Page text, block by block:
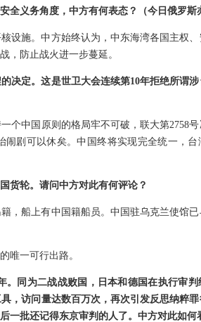
义务角度，中方有何表态？（今日俄罗斯
设施。中方始终认为，中东海湾各国主权
，防止战火进一步蔓延。
决定。这是世卫大会连续第10年拒绝所谓
个中国原则的格局牢不可破，联大第2758
闹剧可以休矣。中国终将实现完全统一，
货轮。请问中方对此有何评论？
，船上有中国籍船员。中国驻乌克兰使馆
唯一可行出路。
。同为二战战败国，日本和德国在执行审
，访问量达数百万次，再次引发反思纳粹
一批还记得东京审判的人了。中方对此如何